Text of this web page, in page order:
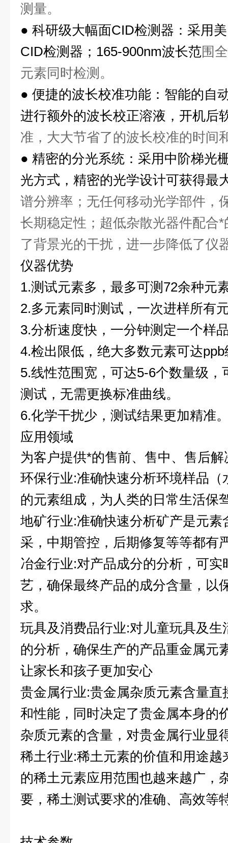
测量。
● 科研级大幅面CID检测器：采用
CID检测器；165-900nm波长范围
元素同时检测。
● 便捷的波长校准功能：智能的自
进行额外的波长校正溶液，开机后
准，大大节省了的波长校准的时间
● 精密的分光系统：采用中阶梯光
光方式，精密的光学设计可获得最
谱分辨率；无任何移动光学部件，
长期稳定性；超低杂散光器件配合
了背景光的干扰，进一步降低了仪
仪器优势
1.测试元素多，最多可测72余种元
2.多元素同时测试，一次进样所有
3.分析速度快，一分钟测定一个样
4.检出限低，绝大多数元素可达ppb
5.线性范围宽，可达5-6个数量级
测试，无需更换标准曲线。
6.化学干扰少，测试结果更加精准
应用领域
为客户提供*的售前、售中、售后解
环保行业:准确快速分析环境样品
的元素组成，为人类的日常生活保
地矿行业:准确快速分析矿产是元
采，中期管控，后期修复等等都有
冶金行业:对产品成分的分析，可
艺，确保最终产品的成分含量，以
求。
玩具及消费品行业:对儿童玩具及
的分析，确保生产的产品重金属元
让家长和孩子更加安心
贵金属行业:贵金属杂质元素含量
和性能，同时决定了贵金属本身的
杂质元素的含量，对贵金属行业显
稀土行业:稀土元素的价值和用途
的稀土元素应用范围也越来越广，
要，稀土测试要求的准确、高效等